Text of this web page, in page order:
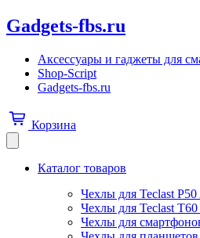
Gadgets-fbs.ru
Аксессуары и гаджеты для
Shop-Script
Gadgets-fbs.ru
Корзина
Каталог товаров
Чехлы для Teclast P50
Чехлы для Teclast T60
Чехлы для